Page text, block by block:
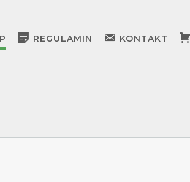
REGULAMIN KONTAKT